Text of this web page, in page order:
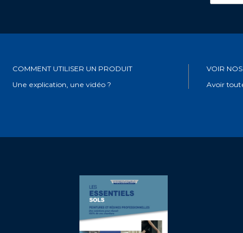
COMMENT UTILISER UN PRODUIT
Une explication, une vidéo ?
VOIR
Avoir